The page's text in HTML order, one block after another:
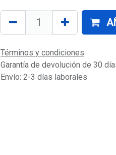
Términos y condiciones
Garantía de devolución de 30
Envío: 2-3 días laborales